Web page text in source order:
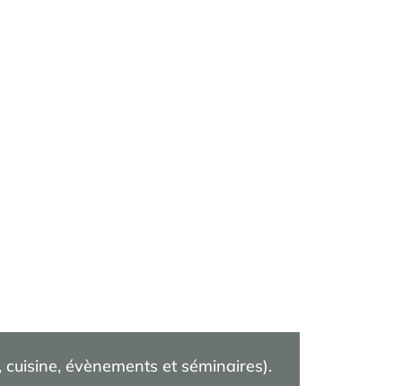
évènements et séminaires).